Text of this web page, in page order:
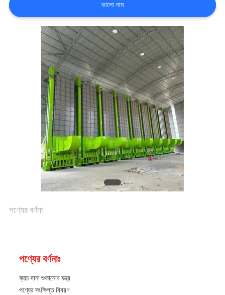
গোপনীয়তা
ভালো দাম
পণ্যের বর্ণনা
পণ্যের বর্ণনাঃ
ব্যাচ দানা শুকানোর যন্ত্র
পণ্যের সংক্ষিপ্ত বিবরণ